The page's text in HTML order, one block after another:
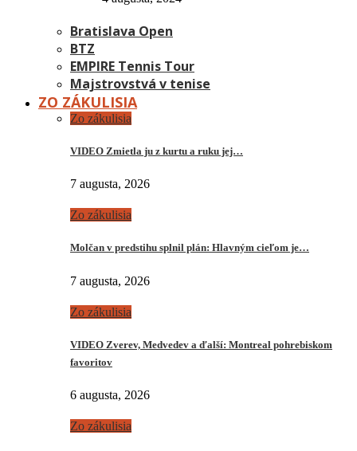
Bratislava Open
BTZ
EMPIRE Tennis Tour
Majstrovstvá v tenise
ZO ZÁKULISIA
Zo zákulisia
VIDEO Zmietla ju z kurtu a ruku jej…
7 augusta, 2026
Zo zákulisia
Molčan v predstihu splnil plán: Hlavným cieľom je…
7 augusta, 2026
Zo zákulisia
VIDEO Zverev, Medvedev a ďalší: Montreal pohrebiskom
favoritov
6 augusta, 2026
Zo zákulisia